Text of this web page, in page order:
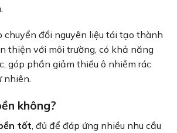
chuyển đổi nguyên liệu tái tạo thành
thiện với môi trường, có khả năng
góp phần giảm thiểu ô nhiễm rác
nhiên.
không?
tốt , đủ để đáp ứng nhiều nhu cầu